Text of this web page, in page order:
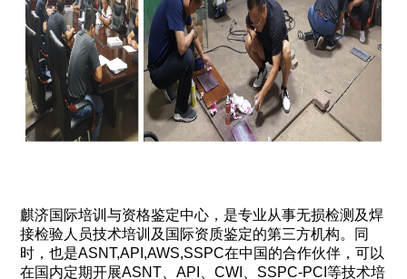
麒济国际培训与资格鉴定中心，是专业从事无损检测及焊
接检验人员技术培训及国际资质鉴定的第三方机构。同
时，也是ASNT,API,AWS,SSPC在中国的合作伙伴，可以
在国内定期开展ASNT、API、CWI、SSPC-PCI等技术培